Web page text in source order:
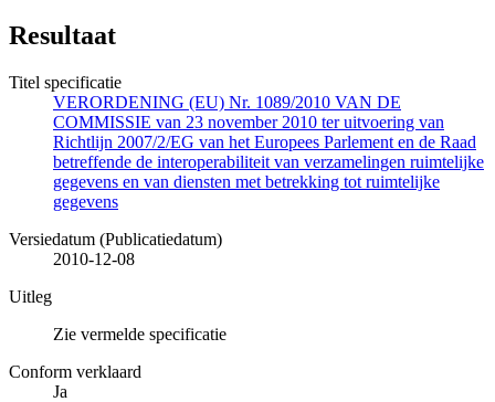
Resultaat
Titel specificatie
VERORDENING (EU) Nr. 1089/2010 VAN DE
COMMISSIE van 23 november 2010 ter uitvoering van
Richtlijn 2007/2/EG van het Europees Parlement en de Raad
betreffende de interoperabiliteit van verzamelingen ruimtelijke
gegevens en van diensten met betrekking tot ruimtelijke
gegevens
Versiedatum (Publicatiedatum)
2010-12-08
Uitleg
Zie vermelde specificatie
Conform verklaard
Ja